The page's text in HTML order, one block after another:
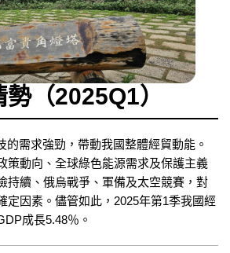
（2025Q1）
的需求強勁，帶動我國整體經貿動能。
策動向、全球綠色能源需求及保護主義
持續、俄烏戰爭、軍備及太空競賽，對
定因素。儘管如此，2025年第1季我國經
成長5.48％。